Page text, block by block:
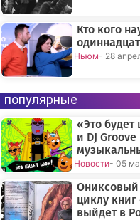
Кто кого
Ньюм- 28
популярные
«Это будет
и DJ
Новости- 05
циклу
выйдет в